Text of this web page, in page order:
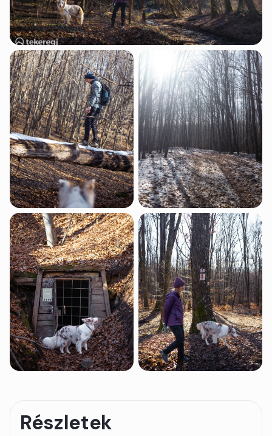
Részletek